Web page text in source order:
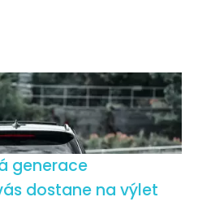
generace
dostane na výlet